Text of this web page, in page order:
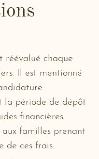
réévalué chaque
Il est mentionné
la période de dépôt
financières
familles prenant
de ces frais.